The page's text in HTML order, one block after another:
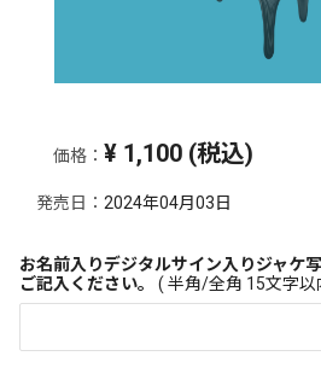
価格： ¥ 1,100 (税込)
発売日： 2024年04月03日
お名前入りデジタルサイン入りジャケ
ご記入ください。 ( 半角/全角 15文字以